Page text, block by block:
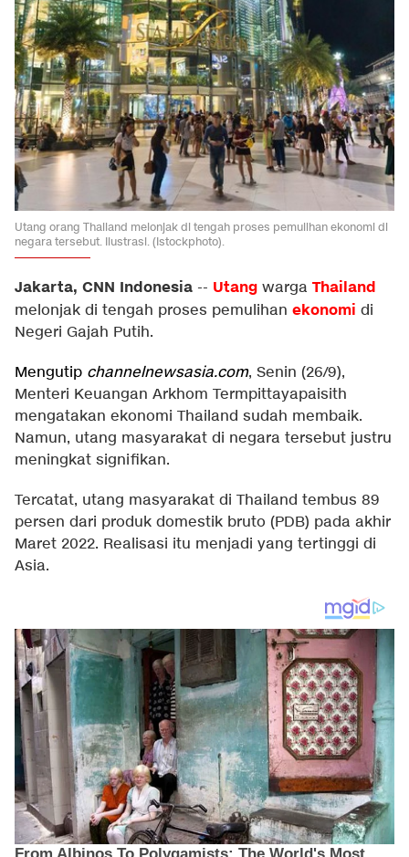
Utang orang Thailand melonjak di tengah proses pemulihan ekonomi di
negara tersebut. Ilustrasi. (Istockphoto).
Jakarta, CNN Indonesia -- Utang warga Thailand
melonjak di tengah proses pemulihan ekonomi di
Negeri Gajah Putih.
Mengutip channelnewsasia.com, Senin (26/9),
Menteri Keuangan Arkhom Termpittayapaisith
mengatakan ekonomi Thailand sudah membaik.
Namun, utang masyarakat di negara tersebut justru
meningkat signifikan.
Tercatat, utang masyarakat di Thailand tembus 89
persen dari produk domestik bruto (PDB) pada akhir
Maret 2022. Realisasi itu menjadi yang tertinggi di
Asia.